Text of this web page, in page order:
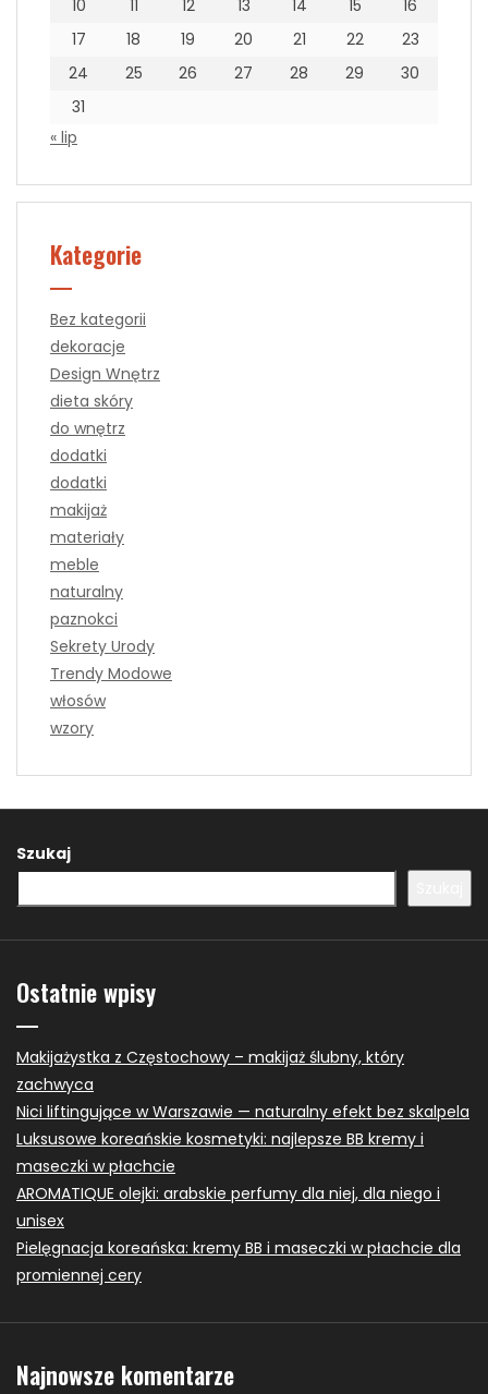
10 11 12 13 14 15
16
17
18 19 20 21 22
23
24
25 26 27 28 29
30
31
« lip
Kategorie
Bez kategorii
dekoracje
Design Wnętrz
dieta skóry
do wnętrz
dodatki
dodatki
makijaż
materiały
meble
naturalny
paznokci
Sekrety Urody
Trendy Modowe
włosów
wzory
Szukaj
Ostatnie wpisy
Makijażystka z Częstochowy – makijaż ślubny, który
zachwyca
Nici liftingujące w Warszawie — naturalny efekt bez skalpela
Luksusowe koreańskie kosmetyki: najlepsze BB kremy i
maseczki w płachcie
AROMATIQUE olejki: arabskie perfumy dla niej, dla niego i
unisex
Pielęgnacja koreańska: kremy BB i maseczki w płachcie dla
promiennej cery
Najnowsze komentarze